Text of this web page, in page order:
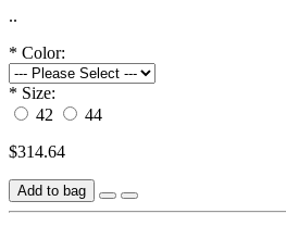
..
* Color:
* Size:
42
44
$314.64
Add to bag